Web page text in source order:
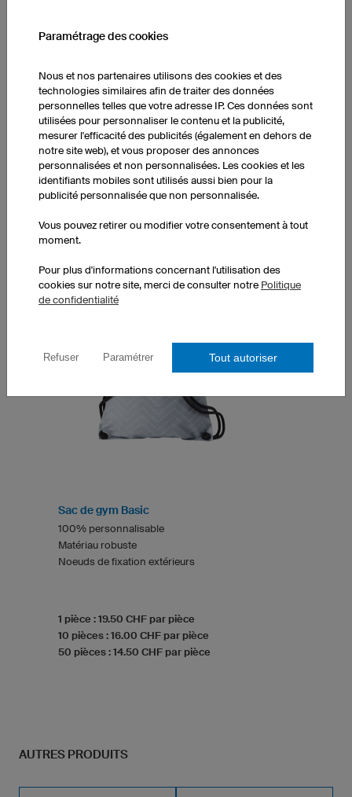
100% personnalisable
Matériau doux et résistant
Poche latérale zippée
Doublure intérieure imprimable
1 pièce: 27.00 CHF par pièce
10 pièces : 22.00 CHF par pièce
50 pièces : 22.00 CHF par pièce
Sac de gym Basic
100% personnalisable
Matériau robuste
Noeuds de fixation extérieurs
1 pièce : 19.50 CHF par pièce
10 pièces : 16.00 CHF par pièce
50 pièces : 14.50 CHF par pièce
AUTRES PRODUITS
Paramétrage des cookies
Nous et nos partenaires utilisons des cookies et des
technologies similaires afin de traiter des données
personnelles telles que votre adresse IP. Ces données sont
utilisées pour personnaliser le contenu et la publicité,
mesurer l'efficacité des publicités (également en dehors de
notre site web), et vous proposer des annonces
personnalisées et non personnalisées. Les cookies et les
identifiants mobiles sont utilisés aussi bien pour la
publicité personnalisée que non personnalisée.
Vous pouvez retirer ou modifier votre consentement à tout
moment.
Pour plus d'informations concernant l'utilisation des
cookies sur notre site, merci de consulter notre Politique
de confidentialité
Refuser Paramétrer Tout autoriser